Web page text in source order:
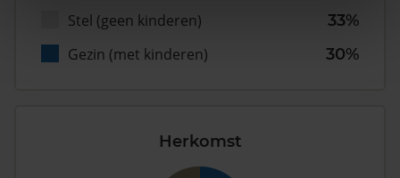
Stel (geen kinderen)
33%
Gezin (met kinderen)
30%
Herkomst